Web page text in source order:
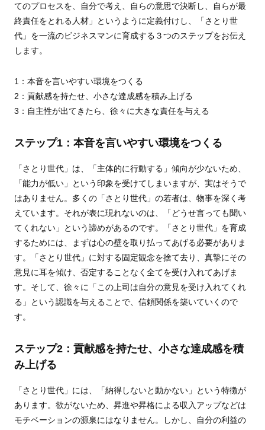
てのプロセスを、自分で考え、自らの意思で決断し、自らが最
終責任をとれる人材」というように定義付けし、「さとり世
代」を一流のビジネスマンに育成する３つのステップをお伝え
します。
1：本音を言いやすい環境をつくる
2：貢献感を持たせ、小さな達成感を積み上げる
3：自主性が出てきたら、徐々に大きな責任を与える
ステップ1：本音を言いやすい環境をつくる
「さとり世代」は、「主体的に行動する」傾向が少ないため、
「能力が低い」という印象を受けてしまいますが、実はそうで
はありません。多くの「さとり世代」の若者は、物事を深く考
えています。それが表に現れないのは、「どうせ言っても聞い
てくれない」という諦めがあるのです。「さとり世代」を育成
するためには、まずは心の壁を取り払ってあげる必要がありま
す。「さとり世代」に対する固定観念を捨て去り、真摯にその
意見に耳を傾け、否定することなく全てを受け入れてあげま
す。そして、徐々に「この上司は自分の意見を受け入れてくれ
る」という認識を与えることで、信頼関係を築いていくので
す。
ステップ2：貢献感を持たせ、小さな達成感を積
み上げる
「さとり世代」には、「納得しないと動かない」という特徴が
あります。欲がないため、昇進や昇格による収入アップなどは
モチベーションの源泉にはなりません。しかし、自分の利益の